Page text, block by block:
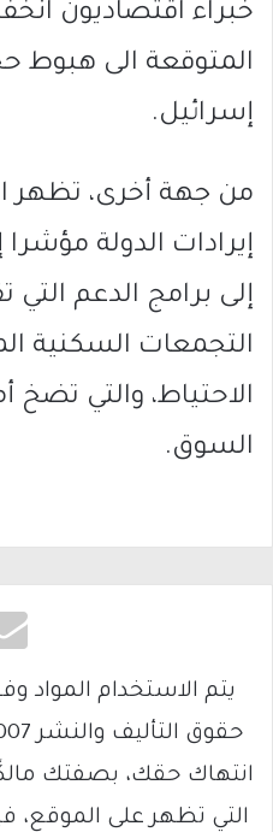
خبراء اقتصاديون
المتوقعة الى هبوط
إسرائيل.
من جهة أخرى، تظهر
إيرادات الدولة مؤشرا
إلى برامج الدعم
التجمعات السكنية
الاحتياط، والتي تضخ
السوق.
انتهاك حقك، بصفتك
التي تظهر على الموقع،